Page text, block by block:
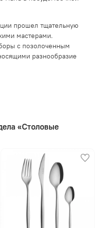
прошел тщательную
мастерами.
с позолоченным
разнообразие
«Столовые